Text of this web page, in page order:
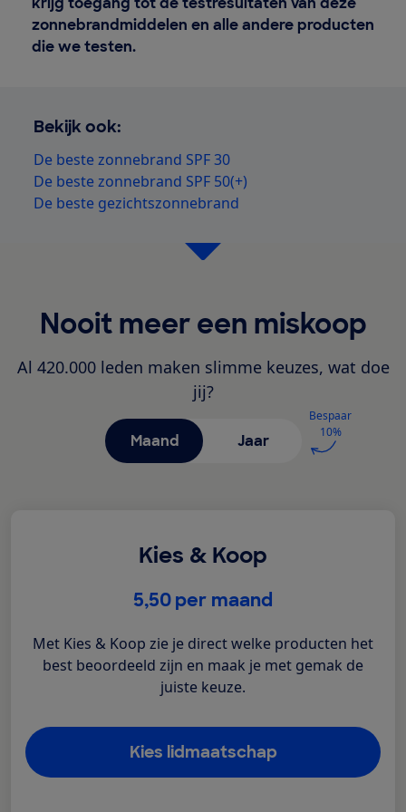
zonnebrandmiddelen en alle andere producten
die we testen.
Bekijk ook:
De beste zonnebrand SPF 30
De beste zonnebrand SPF 50(+)
De beste gezichtszonnebrand
Nooit meer een miskoop
Al 420.000 leden maken slimme keuzes, wat doe
jij?
Maand Jaar
Bespaar
10%
Kies & Koop
€
5,50per maand
Met Kies & Koop zie je direct welke producten het
best beoordeeld zijn en maak je met gemak de
juiste keuze.
Kies lidmaatschap